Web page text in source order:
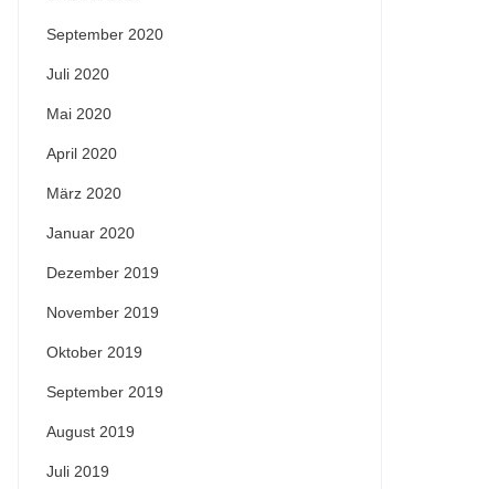
September 2020
Juli 2020
Mai 2020
April 2020
März 2020
Januar 2020
Dezember 2019
November 2019
Oktober 2019
September 2019
August 2019
Juli 2019